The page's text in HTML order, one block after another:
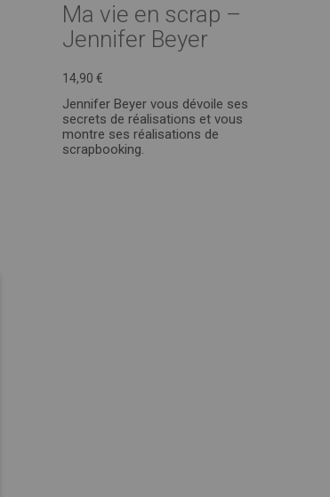
Ma vie en scrap –
Jennifer Beyer
14,90 €
Jennifer Beyer vous dévoile ses
secrets de réalisations et vous
montre ses réalisations de
scrapbooking.